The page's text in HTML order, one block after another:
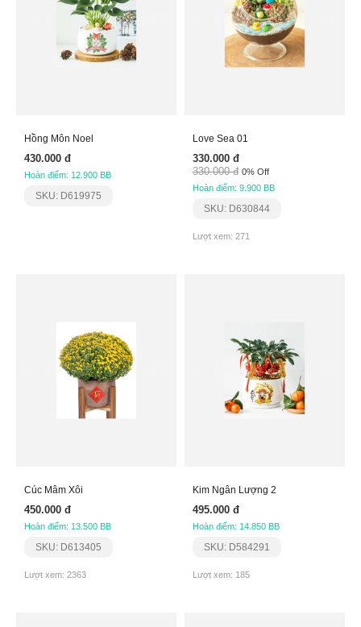
Hồng Môn Noel
430.000 đ
Hoàn điểm: 12.900 BB
SKU: D619975
Love Sea 01
330.000 đ
330.000 đ 0% Off
Hoàn điểm: 9.900 BB
SKU: D630844
Lượt xem: 271
Cúc Mâm Xôi
450.000 đ
Hoàn điểm: 13.500 BB
SKU: D613405
Lượt xem: 2363
Kim Ngân Lượng 2
495.000 đ
Hoàn điểm: 14.850 BB
SKU: D584291
Lượt xem: 185